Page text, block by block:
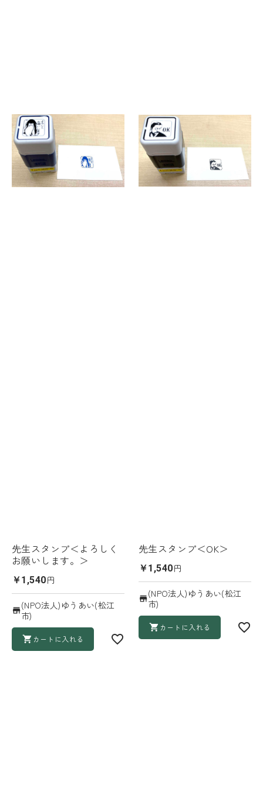
先生スタンプ＜よろしく
お願いします。＞
￥1,540円
(NPO法人)ゆうあい(松江
市)
カートに入れる
先生スタンプ＜OK＞
￥1,540円
(NPO法人)ゆうあい(松江
市)
カートに入れる